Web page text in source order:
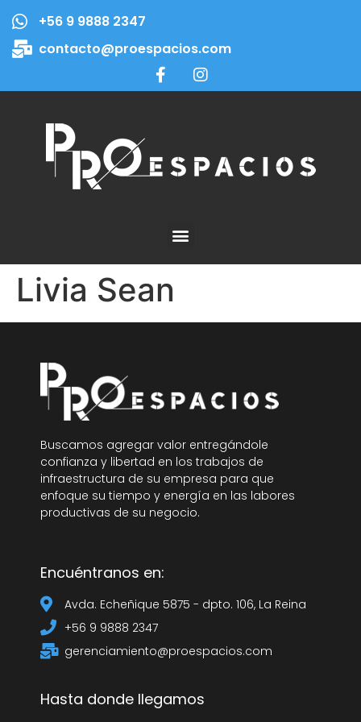
+56 9 9888 2347
contacto@proespacios.com
Livia Sean
Buscamos agregar valor entregándole
confianza y libertad en los trabajos de
infraestructura de su empresa para que
enfoque su tiempo y energía en las labores
productivas de su negocio.
Encuéntranos en:
Avda. Echeñique 5875 - dpto. 106, La Reina
+56 9 9888 2347
gerenciamiento@proespacios.com
Hasta donde llegamos